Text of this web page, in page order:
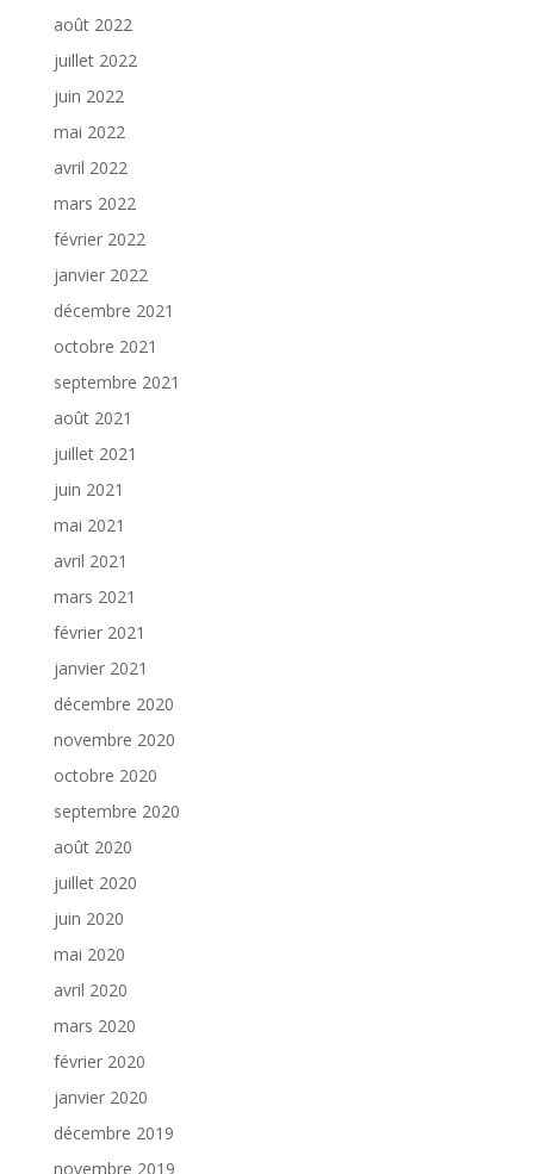
août 2022
juillet 2022
juin 2022
mai 2022
avril 2022
mars 2022
février 2022
janvier 2022
décembre 2021
octobre 2021
septembre 2021
août 2021
juillet 2021
juin 2021
mai 2021
avril 2021
mars 2021
février 2021
janvier 2021
décembre 2020
novembre 2020
octobre 2020
septembre 2020
août 2020
juillet 2020
juin 2020
mai 2020
avril 2020
mars 2020
février 2020
janvier 2020
décembre 2019
novembre 2019